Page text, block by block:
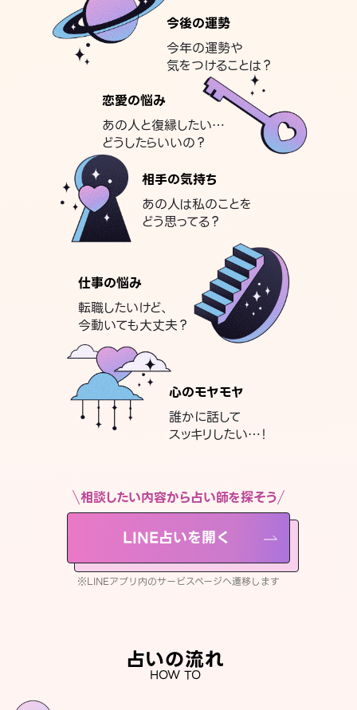
今後の運勢
今年の運勢や
気をつけることは？
恋愛の悩み
あの人と復縁したい…
どうしたらいいの？
相手の気持ち
あの人は私のことを
どう思ってる？
仕事の悩み
転職したいけど、
今動いても大丈夫？
心のモヤモヤ
誰かに話して
スッキリしたい…！
相談したい内容から占い師を探そう
LINE占いを開く
※LINEアプリ内のサービスページへ遷移します
占いの流れ
HOW TO